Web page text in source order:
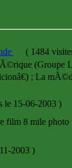
(1484
(Groupe
; La
le 15-06-2003 )
film 8 mile
2003 )